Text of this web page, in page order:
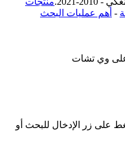
- أهم عمليات البحث
وي تشات
على زر الإدخال للبحث أو